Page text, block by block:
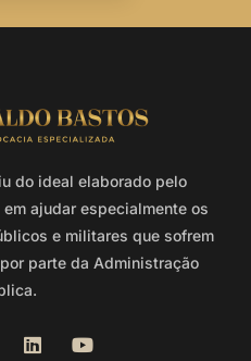
do ideal elaborado pelo
ajudar especialmente os
e militares que sofrem
parte da Administração